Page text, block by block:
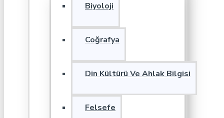
Biyoloji
Coğrafya
Din Kültürü Ve Ahlak Bilgisi
Felsefe